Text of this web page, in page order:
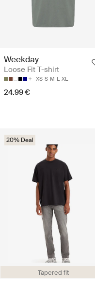
Weekday
Loose Fit T-shirt
XS S M L XL
24.99 €
Tapered fit
20% Deal